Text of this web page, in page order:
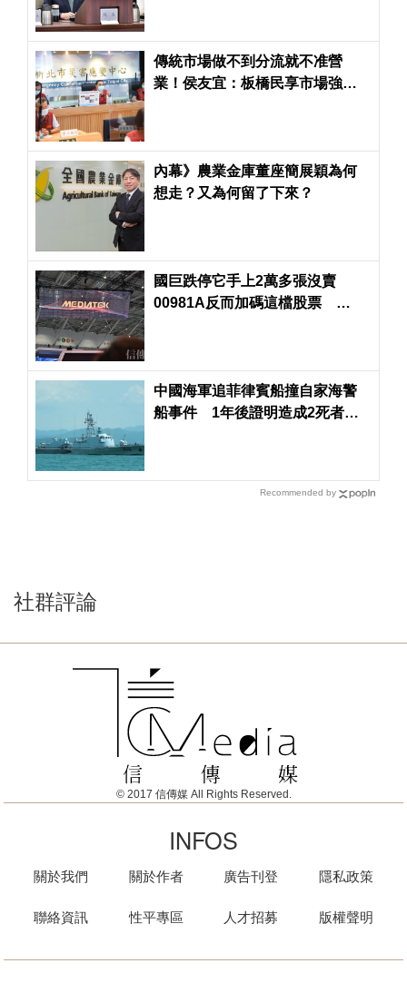
傳統市場做不到分流就不准營
業！侯友宜：板橋民享市場強制
內幕》農業金庫董座簡展穎為何
想走？又為何留了下來？
國巨跌停它手上2萬多張沒賣
00981A反而加碼這檔股票
中國海軍追菲律賓船撞自家海警
船事件 1年後證明造成2死者並
Recommended by
社群評論
© 2017 信傳媒 All Rights Reserved.
INFOS
關於我們
聯絡資訊
關於作者
性平專區
廣告刊登
人才招募
隱私政策
版權聲明